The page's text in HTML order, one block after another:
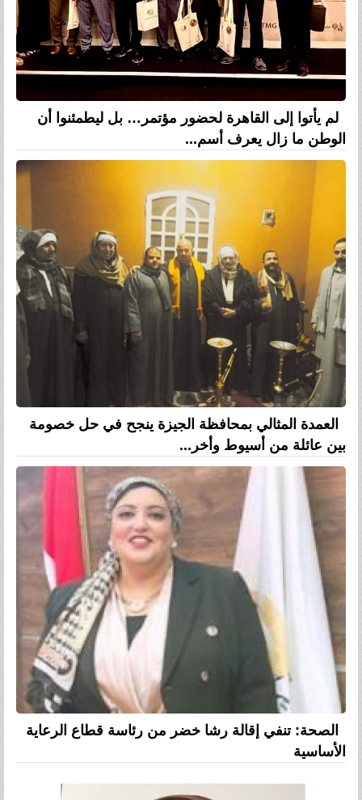
لم يأتوا إلى القاهرة لحضور مؤتمر… بل ليطمئنوا أن
الوطن ما زال يعرف أسم...
العمدة المثالي بمحافظة الجيزة ينجح في حل خصومة
بين عائلة من أسيوط وأخر...
الصحة: تنفي إقالة رشا خضر من رئاسة قطاع الرعاية
الأساسية